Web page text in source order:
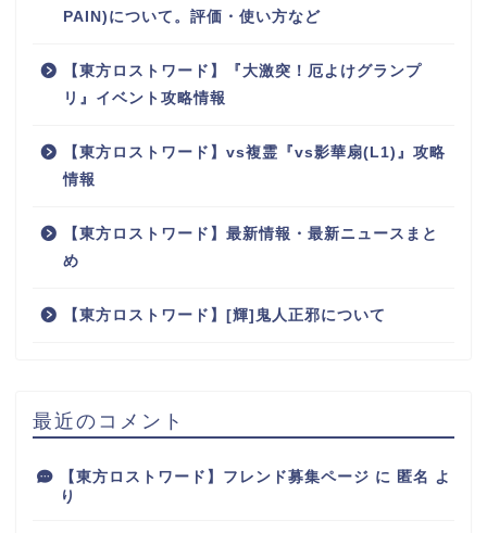
PAIN)について。評価・使い方など
【東方ロストワード】『大激突！厄よけグランプ
リ』イベント攻略情報
【東方ロストワード】vs複霊『vs影華扇(L1)』攻略
情報
【東方ロストワード】最新情報・最新ニュースまと
め
【東方ロストワード】[輝]鬼人正邪について
最近のコメント
【東方ロストワード】フレンド募集ページ に 匿名 よ
り